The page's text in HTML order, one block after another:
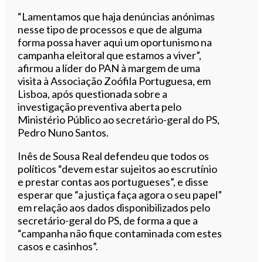
“Lamentamos que haja denúncias anónimas
nesse tipo de processos e que de alguma
forma possa haver aqui um oportunismo na
campanha eleitoral que estamos a viver”,
afirmou a líder do PAN à margem de uma
visita à Associação Zoófila Portuguesa, em
Lisboa, após questionada sobre a
investigação preventiva aberta pelo
Ministério Público ao secretário-geral do PS,
Pedro Nuno Santos.
Inês de Sousa Real defendeu que todos os
políticos “devem estar sujeitos ao escrutínio
e prestar contas aos portugueses”, e disse
esperar que “a justiça faça agora o seu papel”
em relação aos dados disponibilizados pelo
secretário-geral do PS, de forma a que a
“campanha não fique contaminada com estes
casos e casinhos”.